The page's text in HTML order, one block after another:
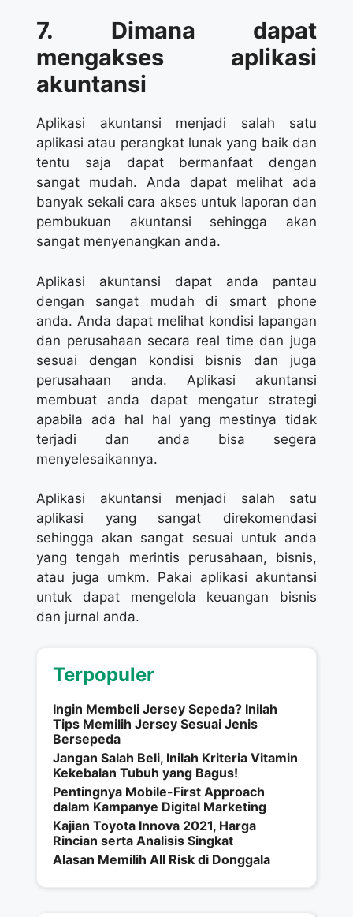
7. Dimana dapat
mengakses aplikasi
akuntansi
Aplikasi akuntansi menjadi salah satu
aplikasi atau perangkat lunak yang baik dan
tentu saja dapat bermanfaat dengan
sangat mudah. Anda dapat melihat ada
banyak sekali cara akses untuk laporan dan
pembukuan akuntansi sehingga akan
sangat menyenangkan anda.
Aplikasi akuntansi dapat anda pantau
dengan sangat mudah di smart phone
anda. Anda dapat melihat kondisi lapangan
dan perusahaan secara real time dan juga
sesuai dengan kondisi bisnis dan juga
perusahaan anda. Aplikasi akuntansi
membuat anda dapat mengatur strategi
apabila ada hal hal yang mestinya tidak
terjadi dan anda bisa segera
menyelesaikannya.
Aplikasi akuntansi menjadi salah satu
aplikasi yang sangat direkomendasi
sehingga akan sangat sesuai untuk anda
yang tengah merintis perusahaan, bisnis,
atau juga umkm. Pakai aplikasi akuntansi
untuk dapat mengelola keuangan bisnis
dan jurnal anda.
Terpopuler
Ingin Membeli Jersey Sepeda? Inilah
Tips Memilih Jersey Sesuai Jenis
Bersepeda
Jangan Salah Beli, Inilah Kriteria Vitamin
Kekebalan Tubuh yang Bagus!
Pentingnya Mobile-First Approach
dalam Kampanye Digital Marketing
Kajian Toyota Innova 2021, Harga
Rincian serta Analisis Singkat
Alasan Memilih All Risk di Donggala